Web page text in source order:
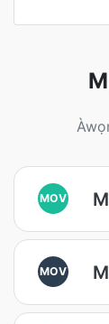
MOV
MOV